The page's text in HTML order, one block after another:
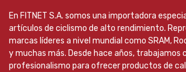
En FITNET S.A. somos una importadora
artículos de ciclismo de alto rendimiento.
marcas líderes a nivel mundial como SRAM,
y muchas más. Desde hace años, trabajamos
profesionalismo para ofrecer productos de